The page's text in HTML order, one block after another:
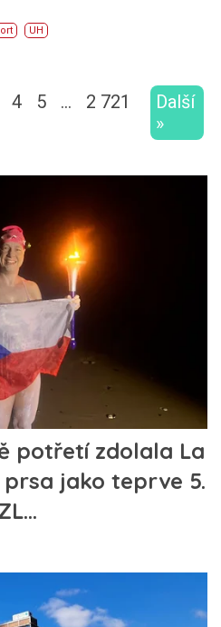
UH
4 5 … 2 721
Další
»